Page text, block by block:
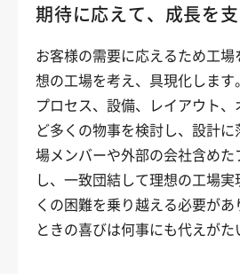
期待に応えて、成長を
お客様の需要に応えるため工
想の工場を考え、具現化しま
プロセス、設備、レイアウト
ど多くの物事を検討し、設計
場メンバーや外部の会社含め
し、一致団結して理想の工場
くの困難を乗り越える必要が
ときの喜びは何事にも代えがた